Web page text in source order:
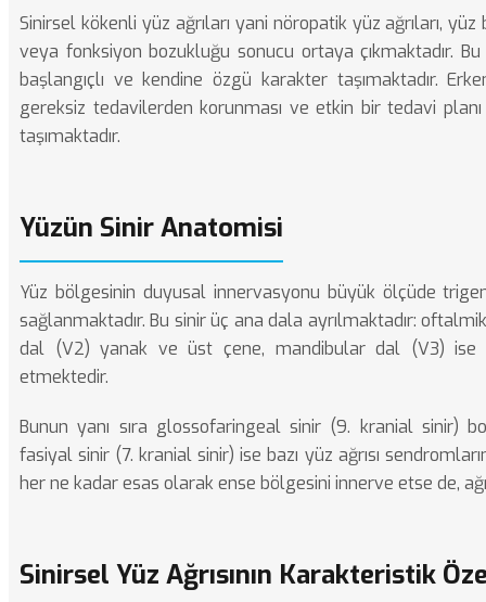
Sinirsel kökenli yüz ağrıları yani nöropatik yüz ağrıları,
veya fonksiyon bozukluğu sonucu ortaya çıkmaktadır.
başlangıçlı ve kendine özgü karakter taşımaktadır.
gereksiz tedavilerden korunması ve etkin bir tedavi
taşımaktadır.
Yüzün Sinir Anatomisi
Yüz bölgesinin duyusal innervasyonu büyük ölçüde
sağlanmaktadır. Bu sinir üç ana dala ayrılmaktadır:
dal (V2) yanak ve üst çene, mandibular dal (V3)
etmektedir.
Bunun yanı sıra glossofaringeal sinir (9. kranial sinir)
fasiyal sinir (7. kranial sinir) ise bazı yüz ağrısı
her ne kadar esas olarak ense bölgesini innerve etse de,
Sinirsel Yüz Ağrısının Karakteristik